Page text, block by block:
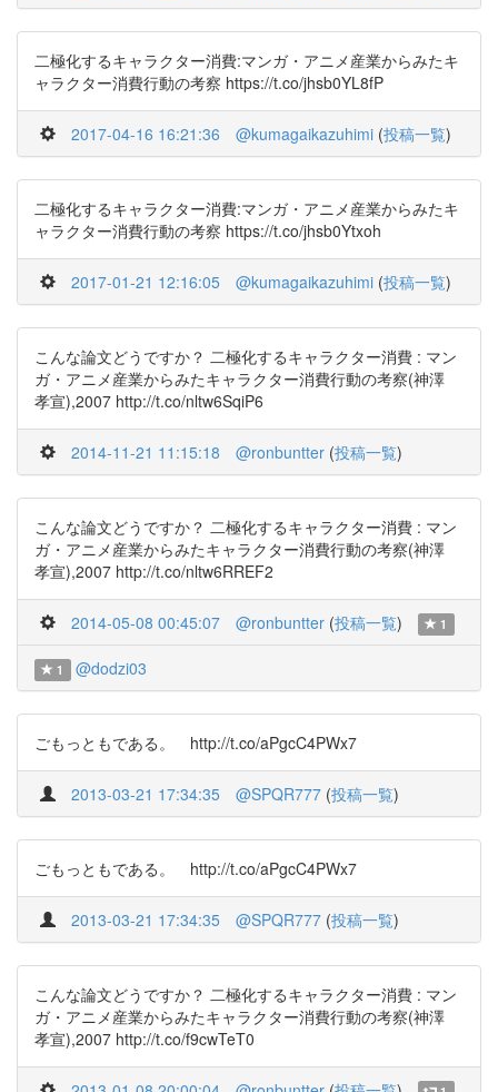
二極化するキャラクター消費:マンガ・アニメ産業からみたキ
ャラクター消費行動の考察 https://t.co/jhsb0YL8fP
2017-04-16 16:21:36 @kumagaikazuhimi (投稿一覧)
二極化するキャラクター消費:マンガ・アニメ産業からみたキ
ャラクター消費行動の考察 https://t.co/jhsb0Ytxoh
2017-01-21 12:16:05 @kumagaikazuhimi (投稿一覧)
こんな論文どうですか？ 二極化するキャラクター消費 : マン
ガ・アニメ産業からみたキャラクター消費行動の考察(神澤
孝宣),2007 http://t.co/nltw6SqiP6
2014-11-21 11:15:18 @ronbuntter (投稿一覧)
こんな論文どうですか？ 二極化するキャラクター消費 : マン
ガ・アニメ産業からみたキャラクター消費行動の考察(神澤
孝宣),2007 http://t.co/nltw6RREF2
2014-05-08 00:45:07 @ronbuntter (投稿一覧) 1
1 @dodzi03
ごもっともである。 http://t.co/aPgcC4PWx7
2013-03-21 17:34:35 @SPQR777 (投稿一覧)
ごもっともである。 http://t.co/aPgcC4PWx7
2013-03-21 17:34:35 @SPQR777 (投稿一覧)
こんな論文どうですか？ 二極化するキャラクター消費 : マン
ガ・アニメ産業からみたキャラクター消費行動の考察(神澤
孝宣),2007 http://t.co/f9cwTeT0